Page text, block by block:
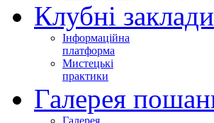
Клубні заклади
Інформаційна
платформа
Мистецькі
практики
Галерея
Галерея